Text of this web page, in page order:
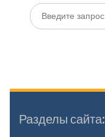
Искать:
Разделы сайта: